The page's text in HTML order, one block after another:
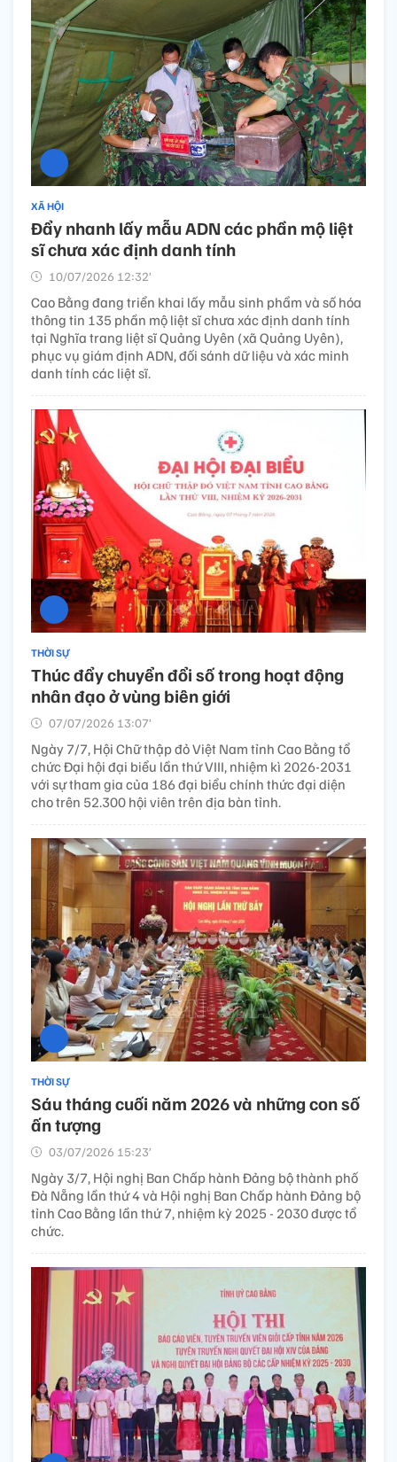
XÃ HỘI
Đẩy nhanh lấy mẫu ADN các phần mộ liệt
sĩ chưa xác định danh tính​
10/07/2026 12:32’
Cao Bằng đang triển khai lấy mẫu sinh phẩm và số hóa
thông tin 135 phần mộ liệt sĩ chưa xác định danh tính
tại Nghĩa trang liệt sĩ Quảng Uyên (xã Quảng Uyên),
phục vụ giám định ADN, đối sánh dữ liệu và xác minh
danh tính các liệt sĩ.
THỜI SỰ
Thúc đẩy chuyển đổi số trong hoạt động
nhân đạo ở vùng biên giới
07/07/2026 13:07’
Ngày 7/7, Hội Chữ thập đỏ Việt Nam tỉnh Cao Bằng tổ
chức Đại hội đại biểu lần thứ VIII, nhiệm kì 2026-2031
với sự tham gia của 186 đại biểu chính thức đại diện
cho trên 52.300 hội viên trên địa bàn tỉnh.
THỜI SỰ
Sáu tháng cuối năm 2026 và những con số
ấn tượng
03/07/2026 15:23’
Ngày 3/7, Hội nghị Ban Chấp hành Đảng bộ thành phố
Đà Nẵng lần thứ 4 và Hội nghị Ban Chấp hành Đảng bộ
tỉnh Cao Bằng lần thứ 7, nhiệm kỳ 2025 - 2030 được tổ
chức.